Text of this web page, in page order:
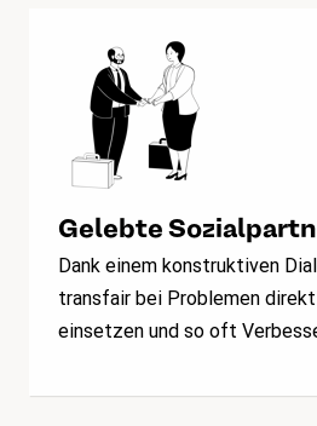
Gelebte
Dank einem konstruktiven
transfair bei Problemen
einsetzen und so oft